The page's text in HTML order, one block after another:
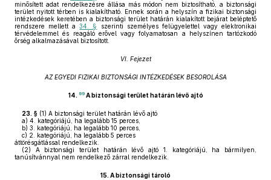
minősített adat rendelkezésre állása más módon nem biztosítható, a biztonsági
terület nyitott térben is kialakítható. Ennek során a helyszín a fizikai biztonsági
intézkedések keretében a biztonsági terület határán kialakított bejárat beléptető
rendszere mellett a34. §
szerinti személyes felügyelettel vagy elektronikai
térvédelemmel és reagáló erővel vagy folyamatosan a helyszínen tartózkodó
őrség alkalmazásával biztosított.
VI. Fejezet
AZ EGYEDI FIZIKAI BIZTONSÁGI INTÉZKEDÉSEK BESOROLÁSA
14. 99A biztonsági terület határán lévő ajtó
23. § (1) A biztonsági terület határán lévő ajtó
a) 4. kategóriájú, ha legalább 15 perces,
b) 3. kategóriájú, ha legalább 10 perces,
c) 2. kategóriájú, ha legalább 5 perces
áttörésgátlással rendelkezik.
(2) A biztonsági terület határán lévő ajtó 1. kategóriájú, ha bármilyen,
tanúsítvánnyal nem rendelkező zárral rendelkezik.
15. A biztonsági tároló